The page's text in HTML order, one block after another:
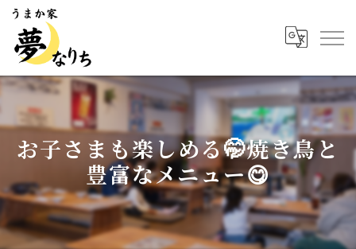
お子さまも楽しめる🤭焼き鳥と
豊富なメニュー😋